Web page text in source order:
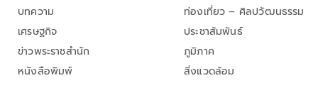
บทความ
เศรษฐกิจ
ข่าวพระราชสำนัก
หนังสือพิมพ์
ท่องเที่ยว – ศิลปวัฒนธรรม
ประชาสัมพันธ์
ภูมิภาค
สิ่งแวดล้อม